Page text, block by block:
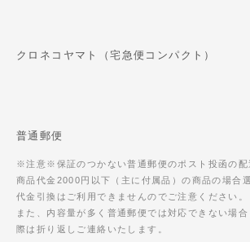
クロネコヤマト（宅急便コンパクト）
普通郵便
※注意※保証のつかない普通郵便のポスト投函の配
商品代金2000円以下（主に付属品）の商品の場合
代金引換はご利用できませんのでご注意ください。
また、内容量が多く普通郵便では対応できない場
際は折り返しご連絡いたします。